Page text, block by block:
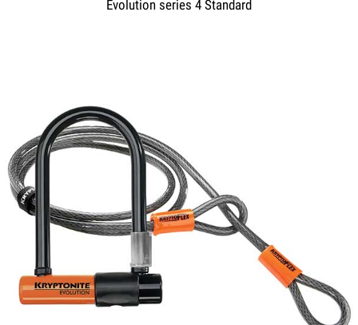
Evolution series 4 Standard